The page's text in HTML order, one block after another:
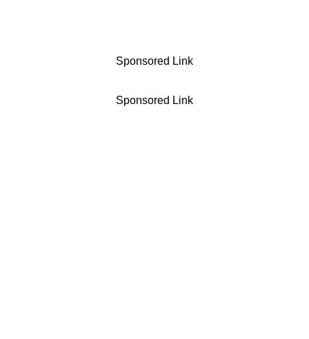
Sponsored Link
Sponsored Link